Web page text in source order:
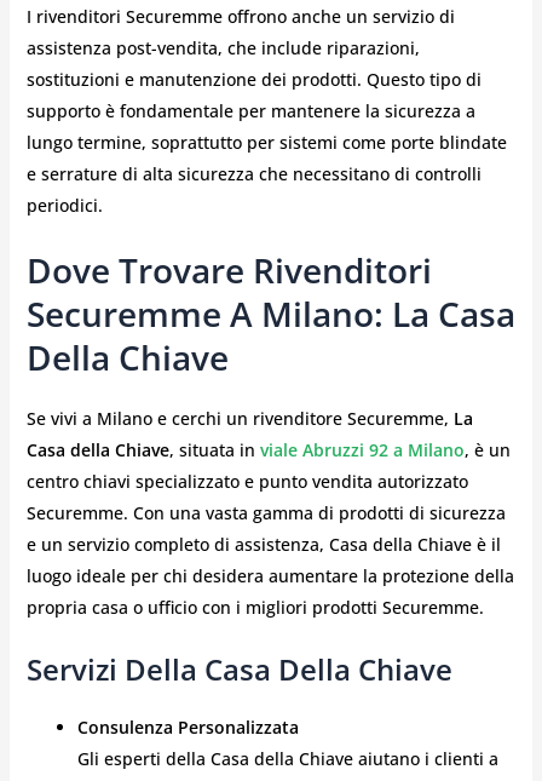
I rivenditori Securemme offrono anche un servizio di
assistenza post-vendita, che include riparazioni,
sostituzioni e manutenzione dei prodotti. Questo tipo di
supporto è fondamentale per mantenere la sicurezza a
lungo termine, soprattutto per sistemi come porte blindate
e serrature di alta sicurezza che necessitano di controlli
periodici.
Dove Trovare Rivenditori
Securemme A Milano: La Casa
Della Chiave
Se vivi a Milano e cerchi un rivenditore Securemme, La
Casa della Chiave, situata in viale Abruzzi 92 a Milano, è un
centro chiavi specializzato e punto vendita autorizzato
Securemme. Con una vasta gamma di prodotti di sicurezza
e un servizio completo di assistenza, Casa della Chiave è il
luogo ideale per chi desidera aumentare la protezione della
propria casa o ufficio con i migliori prodotti Securemme.
Servizi Della Casa Della Chiave
Consulenza Personalizzata
Gli esperti della Casa della Chiave aiutano i clienti a